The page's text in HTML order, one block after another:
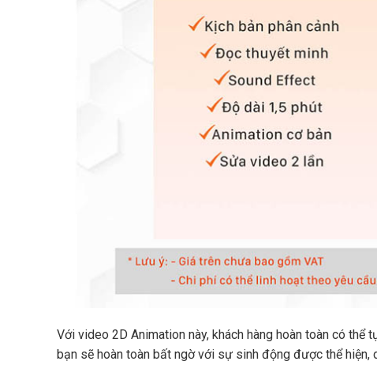
Với video 2D Animation này, khách hàng hoàn toàn có
bạn sẽ hoàn toàn bất ngờ với sự sinh động được thể hiện,